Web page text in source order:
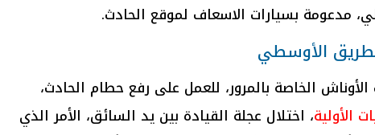
مدعومة بسيارات الاسعاف لموقع الحادث.
الأوسطي
الخاصة بالمرور، للعمل على رفع حطام الحادث،
الأولية، اختلال عجلة القيادة بين يد السائق، الأمر الذي